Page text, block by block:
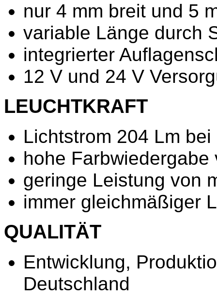
nur 4 mm breit und 5
variable Länge durch
integrierter
12 V und 24 V
LEUCHTKRAFT
Lichtstrom 204 Lm bei
hohe Farbwiedergabe
geringe Leistung von
immer gleichmäßiger
QUALITÄT
Entwicklung,
Deutschland